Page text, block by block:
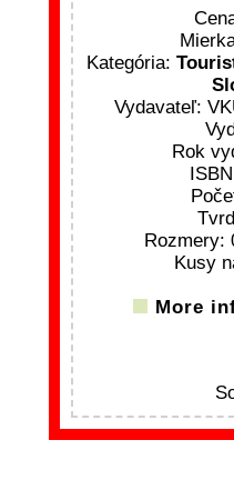
Kategória:
Vydavateľ:
Rok
Rozmery:
Kusy
More